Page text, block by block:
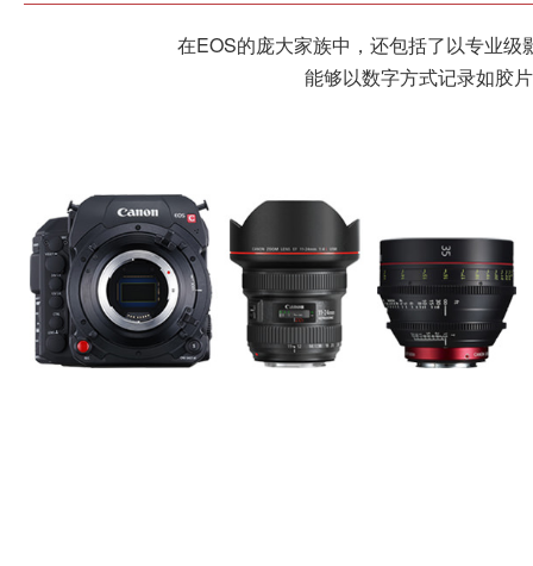
在EOS的庞大家族中，还包括了以专业
能够以数字方式记录如胶